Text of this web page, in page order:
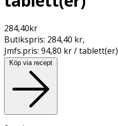
284,40kr
Butikspris: 284,40 kr,
Jmfs.pris: 94,80 kr / tablett(er)
Köp via recept